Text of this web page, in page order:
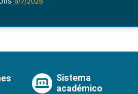
Sistema
académico